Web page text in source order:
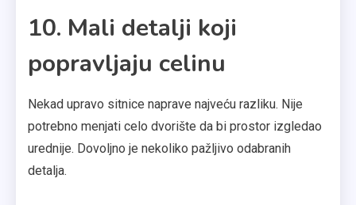
10. Mali detalji koji
popravljaju celinu
Nekad upravo sitnice naprave najveću razliku. Nije
potrebno menjati celo dvorište da bi prostor izgledao
urednije. Dovoljno je nekoliko pažljivo odabranih
detalja.